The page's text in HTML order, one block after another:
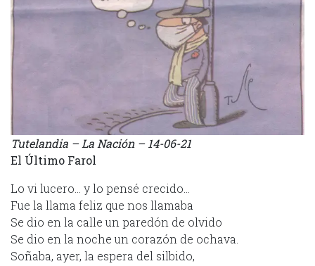
Tutelandia – La Nación – 14-06-21
El Último Farol
Lo vi lucero… y lo pensé crecido…
Fue la llama feliz que nos llamaba
Se dio en la calle un paredón de olvido
Se dio en la noche un corazón de ochava.
Soñaba, ayer, la espera del silbido,